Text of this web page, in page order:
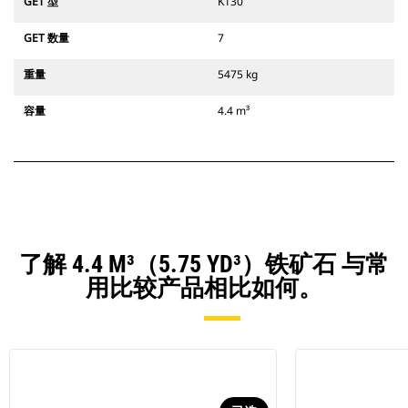
GET 数量 7
重量 5475 kg
容量 4.4 m³
了解 4.4 M³（5.75 YD³）铁矿石 与常
用比较产品相比如何。